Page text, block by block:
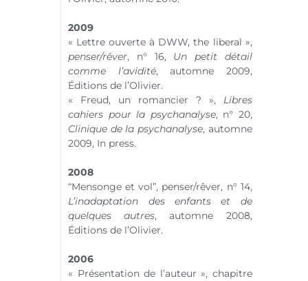
2009
« Lettre ouverte à DWW, the liberal »,
penser/rêver, n° 16, Un petit détail
comme l’avidité, automne 2009,
Éditions de l’Olivier.
« Freud, un romancier ? », Libres
cahiers pour la psychanalyse, n° 20,
Clinique de la psychanalyse, automne
2009, In press.
2008
“Mensonge et vol”, penser/rêver, n° 14,
L’inadaptation des enfants et de
quelques autres, automne 2008,
Éditions de l’Olivier.
2006
« Présentation de l’auteur », chapitre